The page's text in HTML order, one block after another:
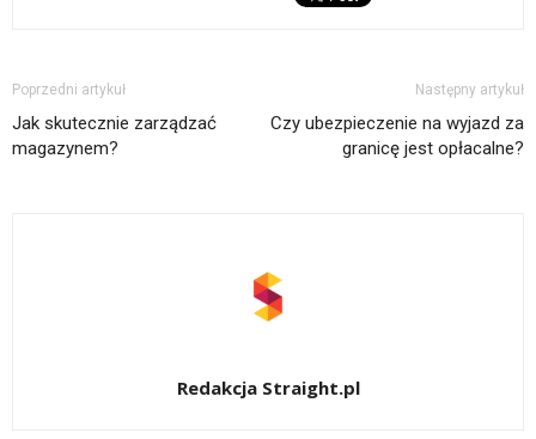
Poprzedni artykuł
Jak skutecznie zarządzać
magazynem?
Następny artykuł
Czy ubezpieczenie na wyjazd za
granicę jest opłacalne?
Redakcja Straight.pl